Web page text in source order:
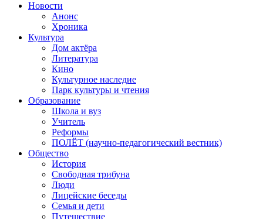
Новости
Анонс
Хроника
Культура
Дом актёра
Литература
Кино
Культурное наследие
Парк культуры и чтения
Образование
Школа и вуз
Учитель
Реформы
ПОЛЁТ (научно-педагогический вестник)
Общество
История
Свободная трибуна
Люди
Лицейские беседы
Семья и дети
Путешествие